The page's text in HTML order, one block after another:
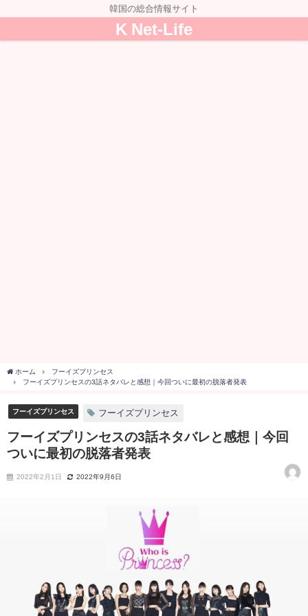
韓国の総合情報サイト
K Net-Life
ホーム
フーイズプリンセス
フーイズプリンセスの3話ネタバレと感想｜今回ついに最初の脱落者発表
フーイズプリンセス フーイズプリンセス
フーイズプリンセスの3話ネタバレと感想｜今回
ついに最初の脱落者発表
2022年2月1日 2022年9月6日